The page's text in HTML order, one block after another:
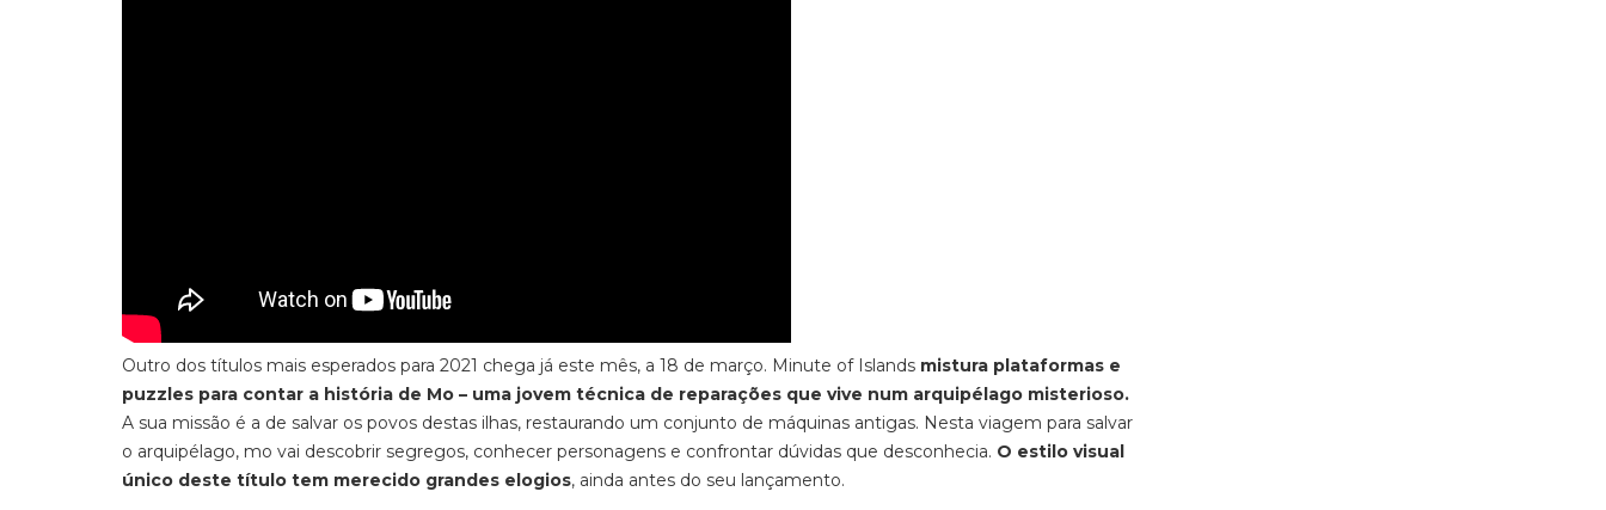
Outro dos títulos mais esperados para 2021 chega já este mês, a 18 de março. Minute of Islands mistura plataformas e
puzzles para contar a história de Mo – uma jovem técnica de reparações que vive num arquipélago misterioso.
A sua missão é a de salvar os povos destas ilhas, restaurando um conjunto de máquinas antigas. Nesta viagem para salvar
o arquipélago, mo vai descobrir segregos, conhecer personagens e confrontar dúvidas que desconhecia. O estilo visual
único deste título tem merecido grandes elogios, ainda antes do seu lançamento.